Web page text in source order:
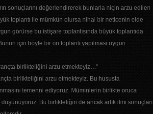
sonuçlarını değerlendirerek bunlarla niçin arzu edilen
toplantı ile mümkün olursa nihai bir neticenin elde
görürse bu istişare toplantısında büyük toplantıda
için böyle bir ön toplantı yapılması uygun
birlikteliğini arzu etmekteyiz…"
birlikteliğini arzu etmekteyiz. Bu hususta
temenni ediyoruz. Müminlerin birlikte oruca
Bu birlikteliğin de ancak artık ilmi sonuçları